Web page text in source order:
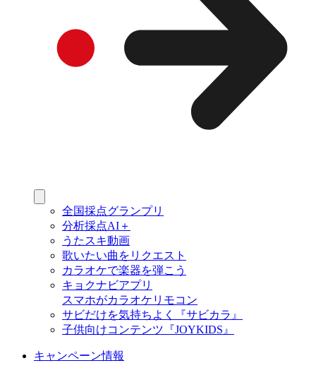
全国採点グランプリ
分析採点AI＋
うたスキ動画
歌いたい曲をリクエスト
カラオケで楽器を弾こう
キョクナビアプリ
スマホがカラオケリモコン
サビだけを気持ちよく『サビカラ』
子供向けコンテンツ『JOYKIDS』
キャンペーン情報